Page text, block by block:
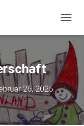
A
V
I
G
A
T
I
O
N
U
26, 2025